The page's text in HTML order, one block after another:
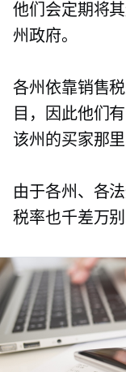
他们会定期将
州政府。
各州依靠销售
目，因此他们
该州的买家那
由于各州、各
税率也千差万